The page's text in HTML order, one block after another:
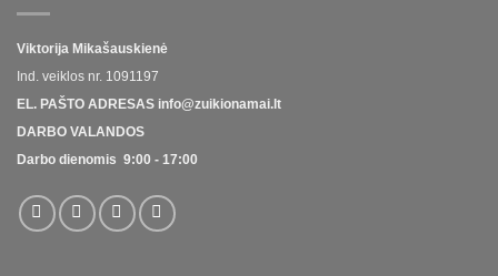
Viktorija Mikašauskienė
Ind. veiklos nr. 1091197
EL. PAŠTO ADRESAS info@zuikionamai.lt
DARBO VALANDOS
Darbo dienomis 9:00 - 17:00